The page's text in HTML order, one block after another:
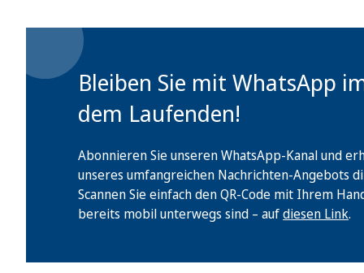
Bleiben Sie mit WhatsApp
dem Laufenden!
Abonnieren Sie unseren WhatsApp-Kanal und
unseres umfangreichen Nachrichten-Angebots
Scannen Sie einfach den QR-Code mit Ihrem
bereits mobil unterwegs sind – aufdiesen Link.